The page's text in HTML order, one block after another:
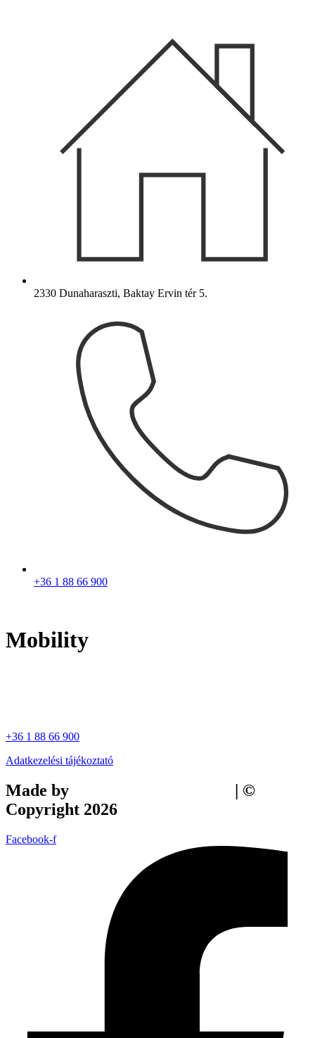
2330 Dunaharaszti, Baktay Ervin tér 5.
+36 1 88 66 900
Mobility
+36 1 88 66 900
Adatkezelési tájékoztató
Made by
| ©
Copyright 2026
Facebook-f